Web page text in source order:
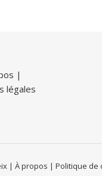
|
légales
| À propos | Politique